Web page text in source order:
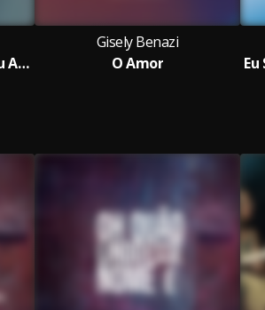
Atrai o Meu Coração/Meu Amigo/Eu Preciso de Ti/Dê-Nos Mãos Limpas/Casa Favorita
Gisely Benazi
O Amor